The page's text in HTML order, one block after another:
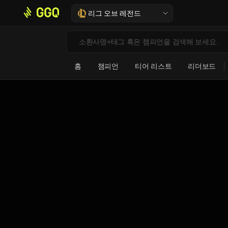
리그 오브 레전드
홈 챔피언 티어 리스트 리더보드